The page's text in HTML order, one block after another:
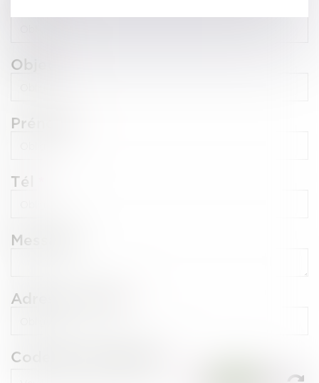
Objet
Prénom
Tél
Message
Adresse e-mail
Code de vérification